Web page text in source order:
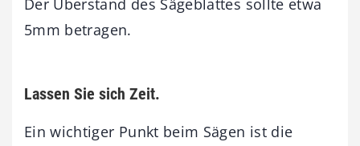
5mm betragen.
Lassen Sie sich Zeit.
Ein wichtiger Punkt beim Sägen ist die